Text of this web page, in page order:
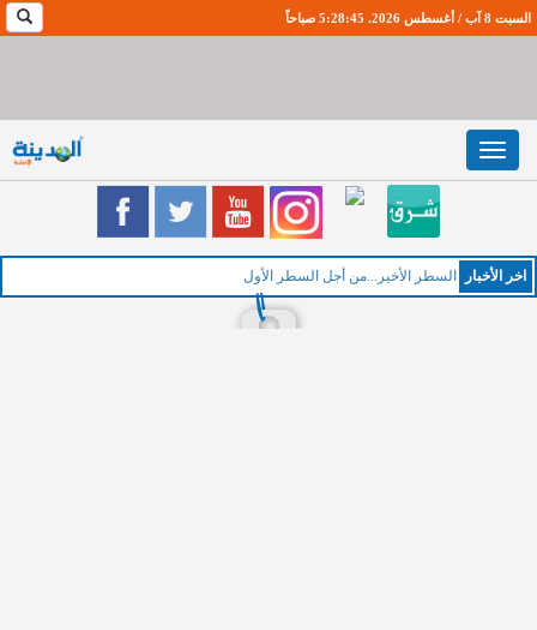
السبت 8 آب / أغسطس 2026. 5:28:46 صباحاً
Toggle
navigation
اخر اﻷخبار